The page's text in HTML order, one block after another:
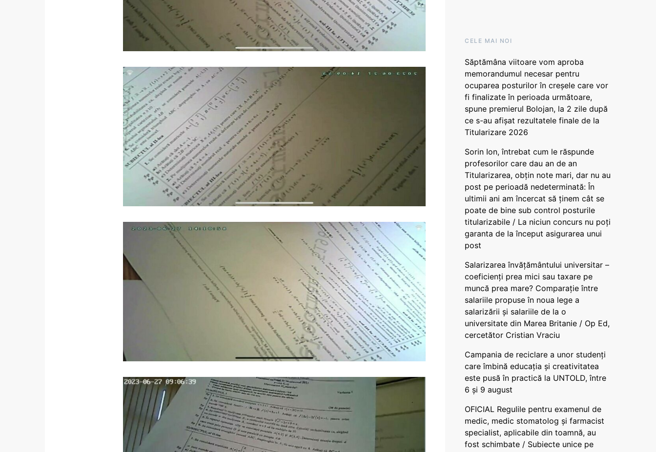
CELE MAI NOI
Săptămâna viitoare vom aproba
memorandumul necesar pentru
ocuparea posturilor în creșele care vor
fi finalizate în perioada următoare,
spune premierul Bolojan, la 2 zile după
ce s-au afișat rezultatele finale de la
Titularizare 2026
Sorin Ion, întrebat cum le răspunde
profesorilor care dau an de an
Titularizarea, obțin note mari, dar nu au
post pe perioadă nedeterminată: În
ultimii ani am încercat să ținem cât se
poate de bine sub control posturile
titularizabile / La niciun concurs nu poți
garanta de la început asigurarea unui
post
Salarizarea învățământului universitar –
coeficienți prea mici sau taxare pe
muncă prea mare? Comparație între
salariile propuse în noua lege a
salarizării și salariile de la o
universitate din Marea Britanie / Op Ed,
cercetător Cristian Vraciu
Campania de reciclare a unor studenți
care îmbină educația și creativitatea
este pusă în practică la UNTOLD, între
6 și 9 august
OFICIAL Regulile pentru examenul de
medic, medic stomatolog și farmacist
specialist, aplicabile din toamnă, au
fost schimbate / Subiecte unice pe